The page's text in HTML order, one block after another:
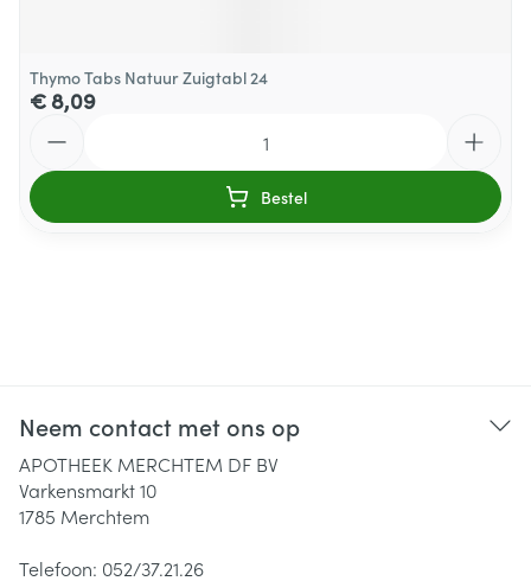
Thymo Tabs Natuur Zuigtabl 24
€ 8,09
Bestel
Neem contact met ons op
APOTHEEK MERCHTEM DF BV
Varkensmarkt 10
1785 Merchtem
Telefoon: 052/37.21.26